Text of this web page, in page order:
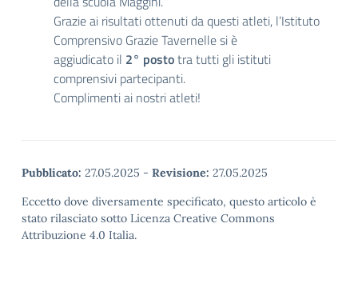
Grazie ai risultati ottenuti da questi atleti, l’Istituto
Comprensivo Grazie Tavernelle si è
aggiudicato il 2° postotra tutti gli istituti
comprensivi partecipanti.
Complimenti ai nostri atleti!
Pubblicato: 27.05.2025 - Revisione: 27.05.2025
Eccetto dove diversamente specificato, questo articolo è
stato rilasciato sotto Licenza Creative Commons
Attribuzione 4.0 Italia.